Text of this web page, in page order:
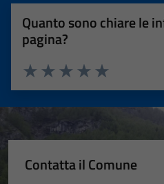
Quanto sono chiare le
pagina?
Valuta 5 stelle
Valuta 4 stelle su 5
Valuta 3 stelle su 5
Valuta 2 stelle su 5
Valuta 1 stelle su 5
Contatta il Comune